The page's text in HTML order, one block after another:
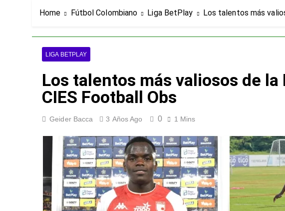
Oficial: Néstor Lorenzo renovó con
Piero Hincapié, oficial en el Arsenal:
5 Días Ago
Goleadas y un líder sorpresa: así
5 Días Ago
6 Días Ago
¡Recital escarlata! América goleó 7-
6 Días Ago
Vuelve la Premier League: arranca
6 Días Ago
Escándalo en Montería: el debut de
6 Días Ago
Home Fútbol Colombiano Liga BetPlay Los talentos más
LIGA BETPLAY
Los talentos más valiosos de
CIES Football Obs
Geider Bacca 3 Años Ago 0 1 Mins